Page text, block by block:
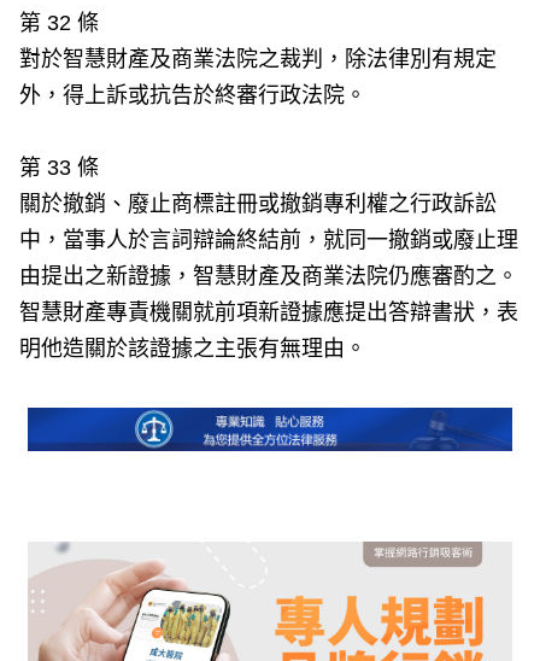
第 32 條
對於智慧財產及商業法院之裁判，除法律別有規定
外，得上訴或抗告於終審行政法院。
第 33 條
關於撤銷、廢止商標註冊或撤銷專利權之行政訴訟
中，當事人於言詞辯論終結前，就同一撤銷或廢止理
由提出之新證據，智慧財產及商業法院仍應審酌之。
智慧財產專責機關就前項新證據應提出答辯書狀，表
明他造關於該證據之主張有無理由。